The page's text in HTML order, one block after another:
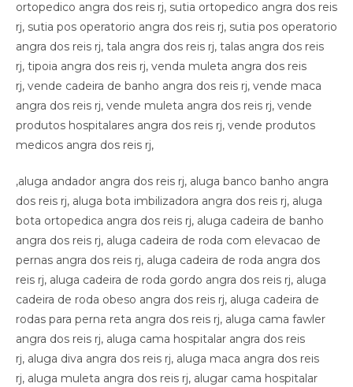
,aluga andador angra dos reis rj, aluga banco banho angra
dos reis rj, aluga bota imbilizadora angra dos reis rj, aluga
bota ortopedica angra dos reis rj, aluga cadeira de banho
angra dos reis rj, aluga cadeira de roda com elevacao de
pernas angra dos reis rj, aluga cadeira de roda angra dos
reis rj, aluga cadeira de roda gordo angra dos reis rj, aluga
cadeira de roda obeso angra dos reis rj, aluga cadeira de
rodas para perna reta angra dos reis rj, aluga cama fawler
angra dos reis rj, aluga cama hospitalar angra dos reis
rj, aluga diva angra dos reis rj, aluga maca angra dos reis
rj, aluga muleta angra dos reis rj, alugar cama hospitalar